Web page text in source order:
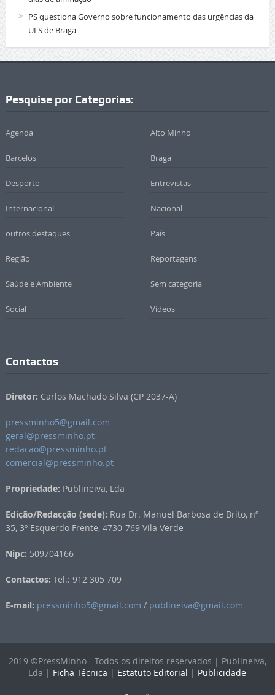
PS questiona Governo sobre funcionamento das urgências da
ULS de Braga
Pesquise por Categorias:
Agenda Alto Minho
Barcelos Braga
Desporto Entrevistas
Internacional Nacional
outros destaques País
Região Reportagens
Saúde e Ambiente Sem categoria
Social Vídeos
Contactos
Diretor: Carlos Machado Silva (CP 2037-A)
pressminho5@gmail.com
geral@pressminho.pt
redacao@pressminho.pt
comercial@pressminho.pt
Propriedade: Publineiva, Lda
Edição/Redacção (sede): Rua Dr. Manuel Barbosa de Brito, nº
35, 3º Esquerdo Frente, 4730-769 Vila Verde
Nipc: 509704166
Contactos: Tel.: 912 305 709
E-mail: pressminho5@gmail.com / publineiva@gmail.com
2019 ©PressMinho - Todos os direitos reservados | Publineiva,
Lda | Ficha Técnica | Estatuto Editorial | Publicidade